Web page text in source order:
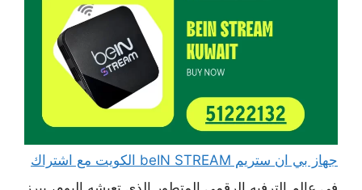
جهاز بي ان ستريم beIN STREAM الكويت مع اشتراك